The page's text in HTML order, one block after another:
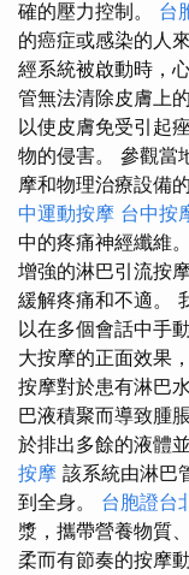
確的壓力控制。 台
的癌症或感染的人
經系統被啟動時，
管無法清除皮膚上
以使皮膚免受引起
物的侵害。 參觀當
摩和物理治療設備
中運動按摩 台中按
中的疼痛神經纖維。
增強的淋巴引流按
緩解疼痛和不適。
以在多個會話中手
大按摩的正面效果
按摩對於患有淋巴
巴液積聚而導致腫
於排出多餘的液體
按摩 該系統由淋巴
到全身。 台胞證台
漿，攜帶營養物質
柔而有節奏的按摩